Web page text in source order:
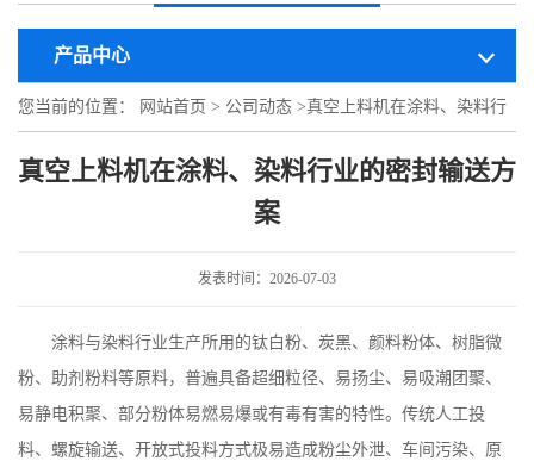
产品中心
您当前的位置： 网站首页 > 公司动态 >真空上料机在涂料、染料行
业的密封输送方案
真空上料机在涂料、染料行业的密封输送方
案
发表时间：2026-07-03
涂料与染料行业生产所用的钛白粉、炭黑、颜料粉体、树脂微
粉、助剂粉料等原料，普遍具备超细粒径、易扬尘、易吸潮团聚、
易静电积聚、部分粉体易燃易爆或有毒有害的特性。传统人工投
料、螺旋输送、开放式投料方式极易造成粉尘外泄、车间污染、原